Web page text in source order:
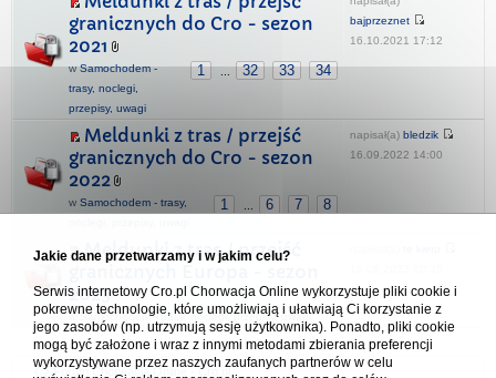
granicznych do Cro - sezon
2021
1 32 33 34
wSamochodem -
trasy, noclegi,
przepisy, uwagi
bajprzeznet
16.10.2021 17:12
Meldunki z tras / przejść
granicznych do Cro - sezon
2022
1 6 7 8
w Samochodem - trasy,
napisał(a) bledzik
16.09.2022 14:00
Meldunki z tras / przejść
2023
wSamochodem - trasy, noclegi, przepisy, uwagi
Forum Chorwacja Online - Cro.pl
Jakie dane przetwarzamy i w jakim celu?
Serwis internetowy Cro.pl Chorwacja Online wykorzystuje pliki cookie i
pokrewne technologie, które umożliwiają i ułatwiają Ci korzystanie z
jego zasobów (np. utrzymują sesję użytkownika). Ponadto, pliki cookie
mogą być założone i wraz z innymi metodami zbierania preferencji
wykorzystywane przez naszych zaufanych partnerów w celu